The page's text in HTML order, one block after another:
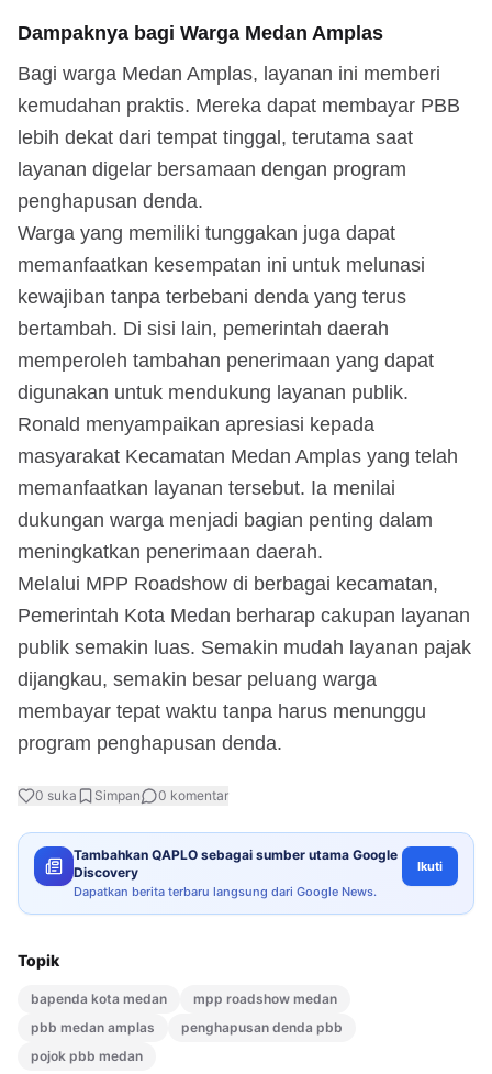
Dampaknya bagi Warga Medan Amplas
Bagi warga Medan Amplas, layanan ini memberi
kemudahan praktis. Mereka dapat membayar PBB
lebih dekat dari tempat tinggal, terutama saat
layanan digelar bersamaan dengan program
penghapusan denda.
Warga yang memiliki tunggakan juga dapat
memanfaatkan kesempatan ini untuk melunasi
kewajiban tanpa terbebani denda yang terus
bertambah. Di sisi lain, pemerintah daerah
memperoleh tambahan penerimaan yang dapat
digunakan untuk mendukung layanan publik.
Ronald menyampaikan apresiasi kepada
masyarakat Kecamatan Medan Amplas yang telah
memanfaatkan layanan tersebut. Ia menilai
dukungan warga menjadi bagian penting dalam
meningkatkan penerimaan daerah.
Melalui MPP Roadshow di berbagai kecamatan,
Pemerintah Kota Medan berharap cakupan layanan
publik semakin luas. Semakin mudah layanan pajak
dijangkau, semakin besar peluang warga
membayar tepat waktu tanpa harus menunggu
program penghapusan denda.
0 suka Simpan 0 komentar
Tambahkan QAPLO sebagai sumber utama Google
Discovery
Dapatkan berita terbaru langsung dari Google News.
Ikuti
Topik
bapenda kota medan
mpp roadshow medan
pbb medan amplas
penghapusan denda pbb
pojok pbb medan